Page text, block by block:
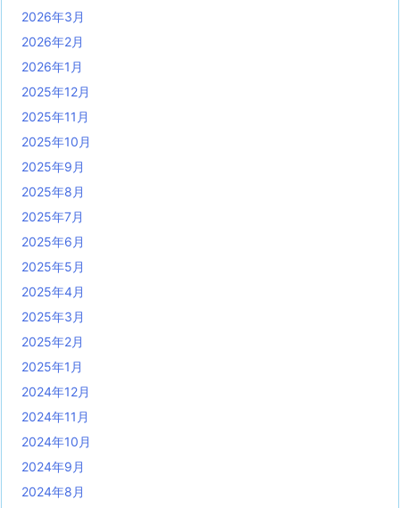
2026年3月
2026年2月
2026年1月
2025年12月
2025年11月
2025年10月
2025年9月
2025年8月
2025年7月
2025年6月
2025年5月
2025年4月
2025年3月
2025年2月
2025年1月
2024年12月
2024年11月
2024年10月
2024年9月
2024年8月